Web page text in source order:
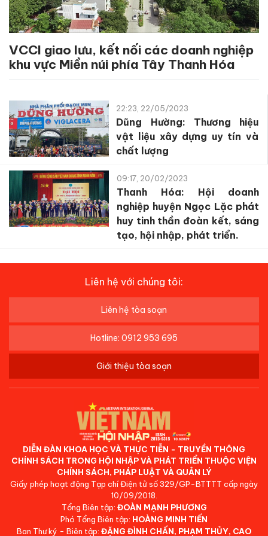
VCCI giao lưu, kết nối các doanh nghiệp
khu vực Miền núi phía Tây Thanh Hóa
22:23, 22/05/2023
Dũng Hường: Thương hiệu
vật liệu xây dựng uy tín và
chất lượng
09:17, 20/02/2023
Thanh Hóa: Hội doanh
nghiệp huyện Ngọc Lặc phát
huy tinh thần đoàn kết, sáng
tạo, hội nhập, phát triển.
Liên hệ với chúng tôi:
Liên hệ tòa soạn
Hotline: 0912 953 695
Giới thiệu tòa soạn
DIỄN ĐÀN KHOA HỌC VÀ THỰC TIỄN - TRUYỀN THÔNG
CHÍNH SÁCH TRONG HỘI NHẬP VÀ PHÁT TRIỂN THUỘC VIỆN
CHÍNH SÁCH, PHÁP LUẬT VÀ QUẢN LÝ
Giấy phép hoạt động Tạp chí Điện tử số 329/GP-BTTTT cấp ngày
10/09/2018.
Tổng Biên tập: ĐOÀN MẠNH PHƯƠNG
Phó Tổng Biên tập: HOÀNG MINH TIẾN
Ban Thư ký - Biên tập: ĐẶNG ĐÌNH CHẤN, PHẠM THỦY, CAO